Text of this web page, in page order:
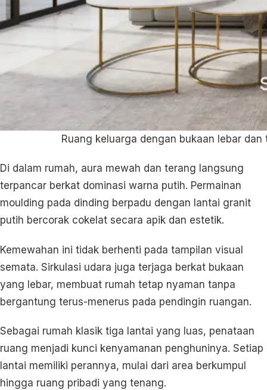
Ruang keluarga dengan bukaan lebar
Di dalam rumah, aura mewah dan terang langsung
terpancar berkat dominasi warna putih. Permainan
moulding pada dinding berpadu dengan lantai granit
putih bercorak cokelat secara apik dan estetik.
Kemewahan ini tidak berhenti pada tampilan visual
semata. Sirkulasi udara juga terjaga berkat bukaan
yang lebar, membuat rumah tetap nyaman tanpa
bergantung terus-menerus pada pendingin ruangan.
Sebagai rumah klasik tiga lantai yang luas, penataan
ruang menjadi kunci kenyamanan penghuninya. Setiap
lantai memiliki perannya, mulai dari area berkumpul
hingga ruang pribadi yang tenang.